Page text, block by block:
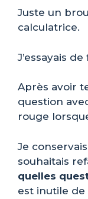
Juste un
calculatrice.
J’essayais
Après avoir
question
rouge
Je
souhaitais
quelles
est inutile de